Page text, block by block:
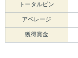
トータルピン
アベレージ
獲得賞金